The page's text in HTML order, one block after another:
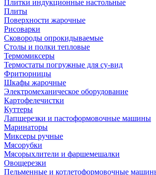
Плитки индукционные настольные
Плиты
Поверхности жарочные
Рисоварки
Сковороды опрокидываемые
Столы и полки тепловые
Термомиксеры
Термостаты погружные для су-вид
Фритюрницы
Шкафы жарочные
Электромеханическое оборудование
Картофелечистки
Куттеры
Лапшерезки и пастоформовочные машины
Маринаторы
Миксеры ручные
Мясорубки
Мясорыхлители и фаршемешалки
Овощерезки
Пельменные и котлетоформовочные